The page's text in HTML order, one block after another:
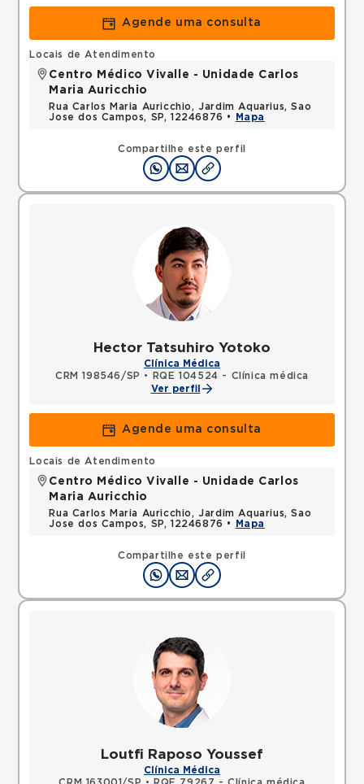
Agende uma consulta
Compartilhe este perfil
Locais de Atendimento
Centro Médico Vivalle - Unidade Carlos
Maria Auricchio
Rua Carlos Maria Auricchio, Jardim Aquarius, Sao
Jose dos Campos, SP, 12246876 •
Mapa
Hector Tatsuhiro Yotoko
Clínica Médica
CRM 198546/SP •
RQE 104524 - Clínica médica
Ver perfil
Agende uma consulta
Compartilhe este perfil
Locais de Atendimento
Centro Médico Vivalle - Unidade Carlos
Maria Auricchio
Rua Carlos Maria Auricchio, Jardim Aquarius, Sao
Jose dos Campos, SP, 12246876 •
Mapa
Loutfi Raposo Youssef
Clínica Médica